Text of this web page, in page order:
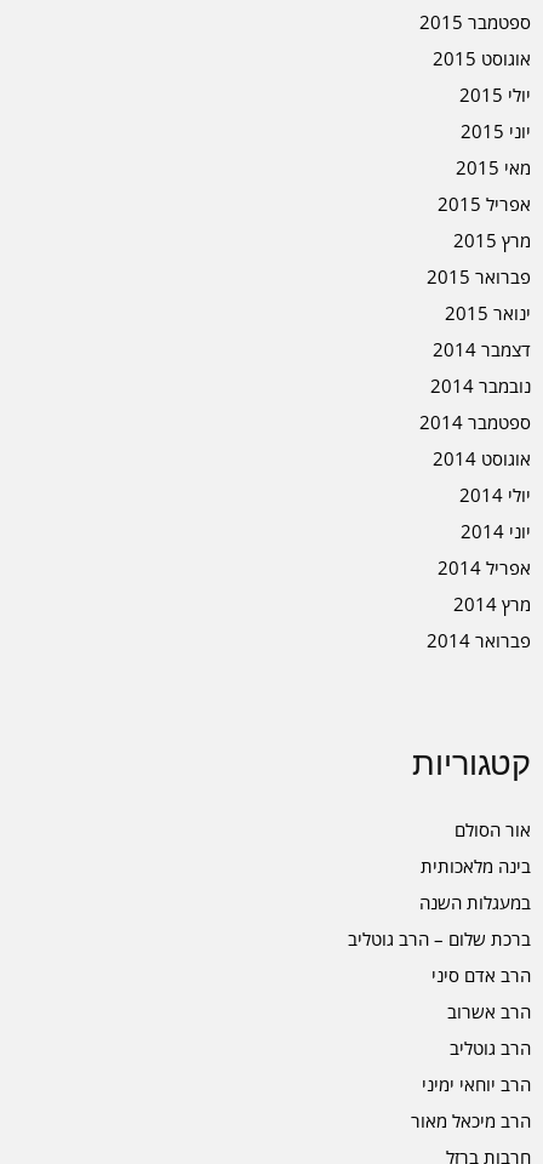
ספטמבר 2015
אוגוסט 2015
יולי 2015
יוני 2015
מאי 2015
אפריל 2015
מרץ 2015
פברואר 2015
ינואר 2015
דצמבר 2014
נובמבר 2014
ספטמבר 2014
אוגוסט 2014
יולי 2014
יוני 2014
אפריל 2014
מרץ 2014
פברואר 2014
קטגוריות
אור הסולם
בינה מלאכותית
במעגלות השנה
ברכת שלום – הרב גוטליב
הרב אדם סיני
הרב אשרוב
הרב גוטליב
הרב יוחאי ימיני
הרב מיכאל מאור
חרבות ברזל